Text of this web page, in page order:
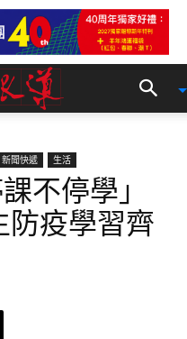
新聞快遞 生活
不停學」
防疫學習齊